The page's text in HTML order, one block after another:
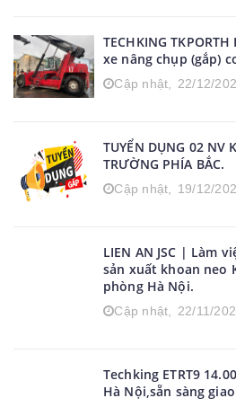
TECHKING
xe nâng chụp (gắp)
Cập nhật, 22/12/
TUYỂN DỤNG 02 NV
TRƯỜNG PHÍA BẮC.
Cập nhật, 19/12/
LIEN AN JSC | Làm
sản xuất khoan neo
phòng Hà Nội.
Cập nhật, 22/11/
Techking ETRT9
Hà Nội,sẵn sàng